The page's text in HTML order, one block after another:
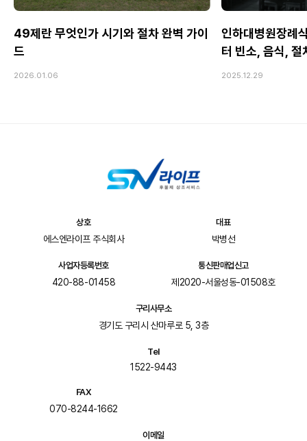
49제란 무엇인가 시기와 절차 완벽 가이
드
2026.01.06
인하대병원장례
터 빈소, 음식, 절
2025.12.29
상호
에스엔라이프 주식회사
대표
박병선
사업자등록번호
420-88-01458
통신판매업신고
제2020-서울성동-01508호
구리사무소
경기도 구리시 산마루로 5, 3층
Tel
1522-9443
FAX
070-8244-1662
이메일